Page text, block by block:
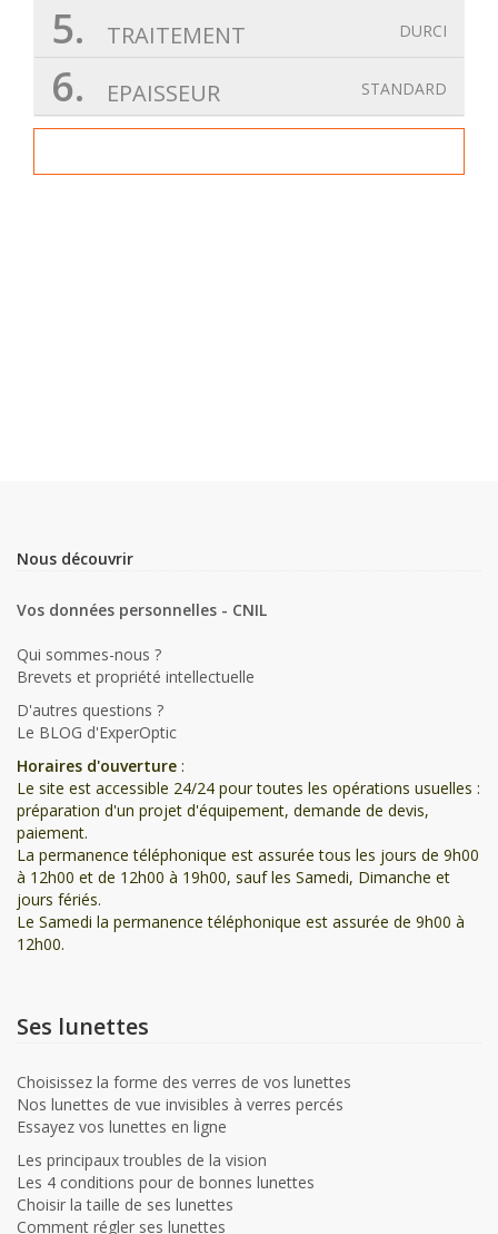
DURCI
5. TRAITEMENT
STANDARD
6. EPAISSEUR
Nous découvrir
Vos données personnelles - CNIL
Qui sommes-nous ?
Brevets et propriété intellectuelle
D'autres questions ?
Le BLOG d'ExperOptic
Horaires d'ouverture :
Le site est accessible 24/24 pour toutes les opérations usuelles :
préparation d'un projet d'équipement, demande de devis,
paiement.
La permanence téléphonique est assurée tous les jours de 9h00
à 12h00 et de 12h00 à 19h00, sauf les Samedi, Dimanche et
jours fériés.
Le Samedi la permanence téléphonique est assurée de 9h00 à
12h00.
Ses lunettes
Choisissez la forme des verres de vos lunettes
Nos lunettes de vue invisibles à verres percés
Essayez vos lunettes en ligne
Les principaux troubles de la vision
Les 4 conditions pour de bonnes lunettes
Choisir la taille de ses lunettes
Comment régler ses lunettes